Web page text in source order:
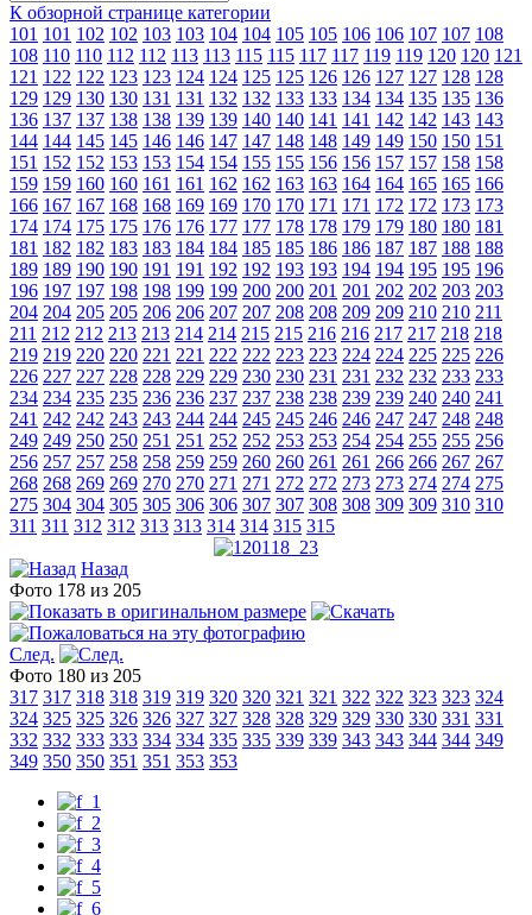
К обзорной странице категории
101 101 102 102 103 103 104 104 105 105 106 106 107 107 108
108 110 110 112 112 113 113 115 115 117 117 119 119 120 120 121
121 122 122 123 123 124 124 125 125 126 126 127 127 128 128
129 129 130 130 131 131 132 132 133 133 134 134 135 135 136
136 137 137 138 138 139 139 140 140 141 141 142 142 143 143
144 144 145 145 146 146 147 147 148 148 149 149 150 150 151
151 152 152 153 153 154 154 155 155 156 156 157 157 158 158
159 159 160 160 161 161 162 162 163 163 164 164 165 165 166
166 167 167 168 168 169 169 170 170 171 171 172 172 173 173
174 174 175 175 176 176 177 177 178 178 179 179 180 180 181
181 182 182 183 183 184 184 185 185 186 186 187 187 188 188
189 189 190 190 191 191 192 192 193 193 194 194 195 195 196
196 197 197 198 198 199 199 200 200 201 201 202 202 203 203
204 204 205 205 206 206 207 207 208 208 209 209 210 210 211
211 212 212 213 213 214 214 215 215 216 216 217 217 218 218
219 219 220 220 221 221 222 222 223 223 224 224 225 225 226
226 227 227 228 228 229 229 230 230 231 231 232 232 233 233
234 234 235 235 236 236 237 237 238 238 239 239 240 240 241
241 242 242 243 243 244 244 245 245 246 246 247 247 248 248
249 249 250 250 251 251 252 252 253 253 254 254 255 255 256
256 257 257 258 258 259 259 260 260 261 261 266 266 267 267
268 268 269 269 270 270 271 271 272 272 273 273 274 274 275
275 304 304 305 305 306 306 307 307 308 308 309 309 310 310
311 311 312 312 313 313 314 314 315 315
Назад
Фото 178 из 205
След.
Фото 180 из 205
317 317 318 318 319 319 320 320 321 321 322 322 323 323 324
324 325 325 326 326 327 327 328 328 329 329 330 330 331 331
332 332 333 333 334 334 335 335 339 339 343 343 344 344 349
349 350 350 351 351 353 353